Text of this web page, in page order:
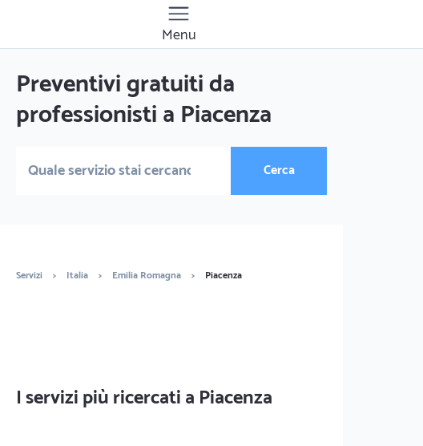
Preventivi gratuiti da
professionisti a Piacenza
Cerca
Servizi > Italia > Emilia Romagna > Piacenza
I servizi più ricercati a Piacenza
Menu